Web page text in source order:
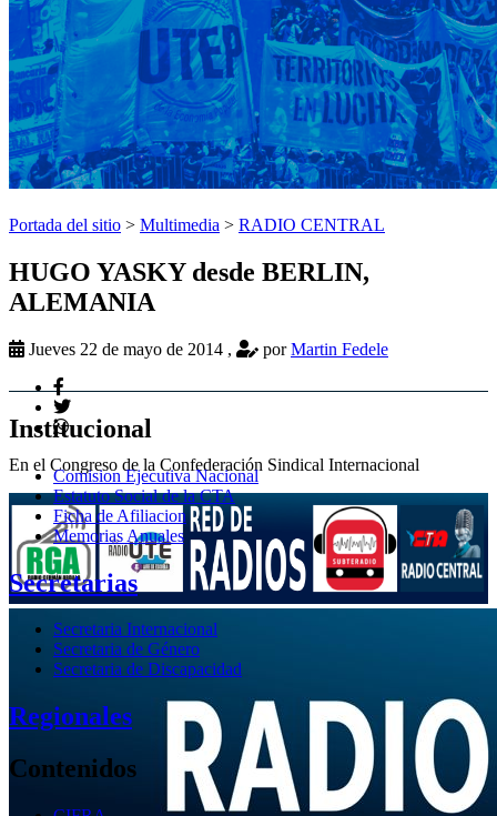
Portada del sitio > Multimedia > RADIO CENTRAL
HUGO YASKY desde BERLIN,
ALEMANIA
Jueves 22 de mayo de 2014 , porMartin Fedele
En el Congreso de la Confederación Sindical Internacional
Institucional
Comision Ejecutiva Nacional
Estatuto Social de la CTA
Ficha de Afiliacion
Memorias Anuales
Secretarias
Secretaria Internacional
Secretaria de Género
Secretaria de Discapacidad
Regionales
Contenidos